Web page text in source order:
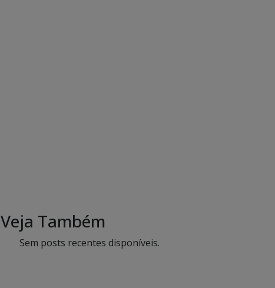
Veja Também
Sem posts recentes disponíveis.